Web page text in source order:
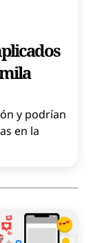
y podrían
en la